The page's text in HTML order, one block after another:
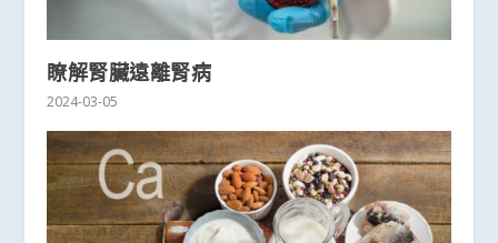
瞭解腎臟遠離腎病
2024-03-05